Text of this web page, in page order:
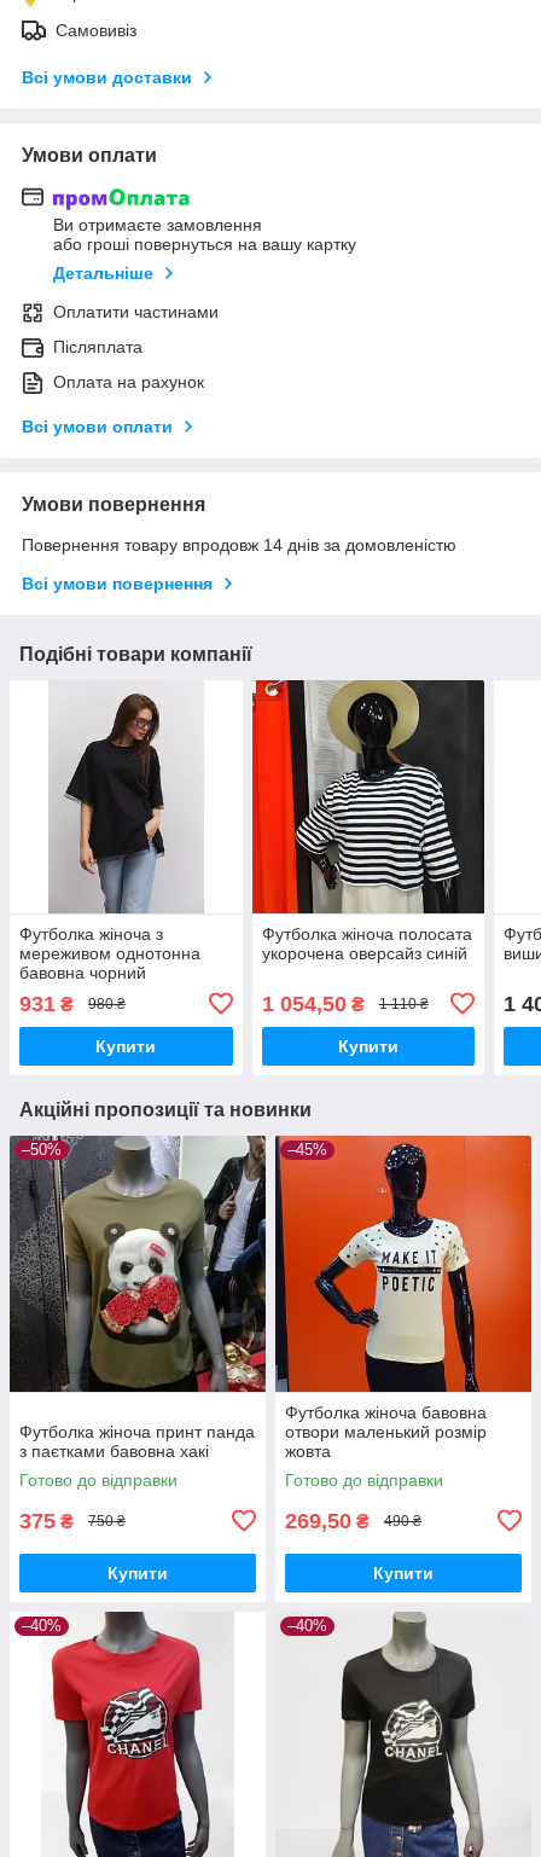
Самовивіз
Всі умови доставки
Умови оплати
Ви отримаєте замовлення
або гроші повернуться на вашу картку
Детальніше
Оплатити частинами
Післяплата
Оплата на рахунок
Всі умови оплати
Умови повернення
Повернення товару впродовж 14 днів за домовленістю
Всі умови повернення
Подібні товари компанії
Футболка жіноча з
мереживом однотонна
бавовна чорний
931 ₴ 980 ₴
Купити
Футболка жіноча полосата
укорочена оверсайз синій
1 054,50₴ 1 110 ₴
Купити
1
Акційні пропозиції та новинки
–50%
Футболка жіноча принт панда
з паєтками бавовна хакі
Готово до відправки
375 ₴ 750 ₴
Купити
–45%
Футболка жіноча бавовна
отвори маленький розмір
жовта
Готово до відправки
269,50 ₴ 490 ₴
Купити
–40% –40%